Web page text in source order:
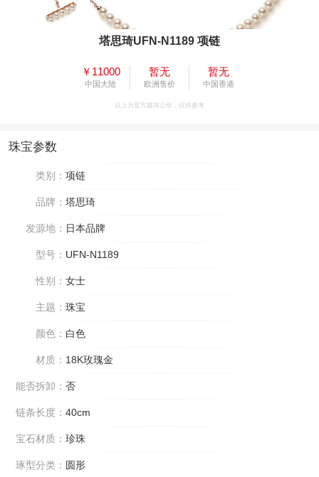
塔思琦UFN-N1189 项链
￥11000
中国大陆
暂无
欧洲售价
暂无
中国香港
以上为官方媒体公价，仅供参考
珠宝参数
类别： 项链
品牌： 塔思琦
发源地： 日本品牌
型号： UFN-N1189
性别： 女士
主题： 珠宝
颜色： 白色
材质： 18K玫瑰金
能否拆卸： 否
链条长度： 40cm
宝石材质： 珍珠
琢型分类： 圆形